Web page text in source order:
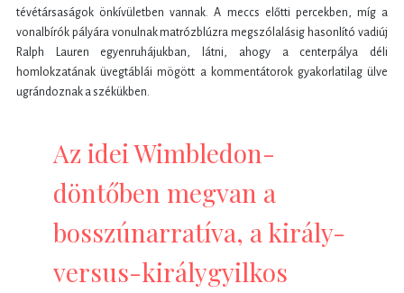
tévétársaságok önkívületben vannak. A meccs előtti percekben, míg a
vonalbírók pályára vonulnak matrózblúzra megszólalásig hasonlító vadiúj
Ralph Lauren egyenruhájukban, látni, ahogy a centerpálya déli
homlokzatának üvegtáblái mögött a kommentátorok gyakorlatilag ülve
ugrándoznak a székükben.
Az idei Wimbledon-
döntőben megvan a
bosszúnarratíva, a király-
versus-királygyilkos